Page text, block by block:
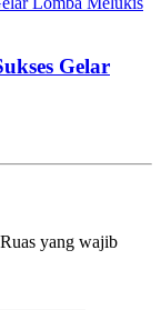
Gelar
Ruas yang wajib